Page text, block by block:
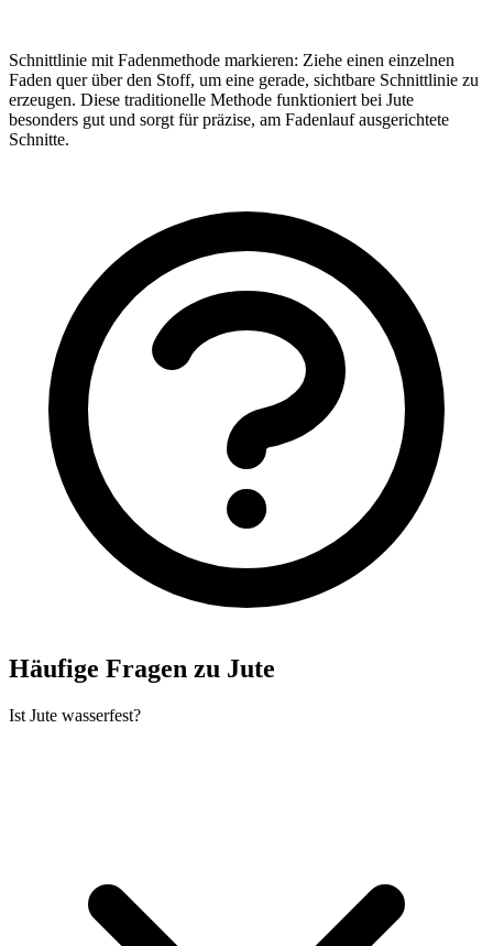
Schnittlinie mit Fadenmethode markieren: Ziehe einen einzelnen
Faden quer über den Stoff, um eine gerade, sichtbare Schnittlinie zu
erzeugen. Diese traditionelle Methode funktioniert bei Jute
besonders gut und sorgt für präzise, am Fadenlauf ausgerichtete
Schnitte.
Häufige Fragen zu Jute
Ist Jute wasserfest?